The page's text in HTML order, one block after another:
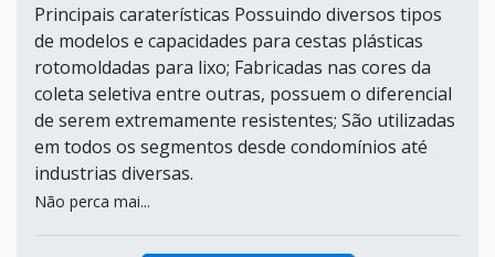
Principais caraterísticas Possuindo diversos tipos
de modelos e capacidades para cestas plásticas
rotomoldadas para lixo; Fabricadas nas cores da
coleta seletiva entre outras, possuem o diferencial
de serem extremamente resistentes; São utilizadas
em todos os segmentos desde condomínios até
industrias diversas.
Não perca mai...